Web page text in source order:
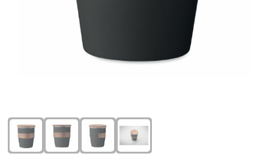
Goud waard
Kinderen, Peuters & Baby's